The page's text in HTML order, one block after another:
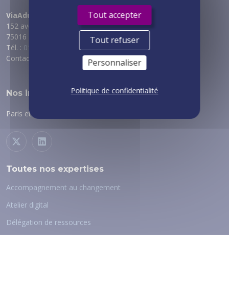
ViaAduc
152 avenue de Malakoff
75016 PARIS
Tél. : 01 89 53 69 70
Contact :
via notre formulaire
Nos implantations
Paris et régions :
Toutes nos expertises
Accompagnement au changement
Atelier digital
Délégation de ressources
Tout accepter
Tout refuser
Personnaliser
Politique de confidentialité